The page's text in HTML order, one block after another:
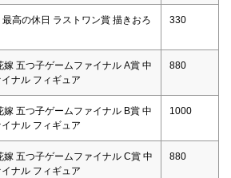
高の休日 ラストワン賞 描きおろ
330
五つ子ゲームファイナル A賞 中
ナル フィギュア
880
五つ子ゲームファイナル B賞 中
ナル フィギュア
1000
五つ子ゲームファイナル C賞 中
ナル フィギュア
880